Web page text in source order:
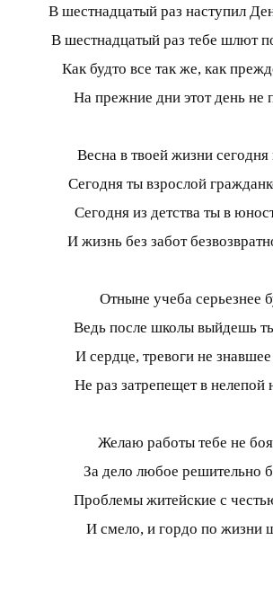
В шестнадцатый раз наступил
В шестнадцатый раз тебе шлют
Как будто все так же, как
На прежние дни этот день не
Весна в твоей жизни сегодня
Сегодня ты взрослой
Сегодня из детства ты в
И жизнь без забот
Отныне учеба серьезнее
Ведь после школы выйдешь
И сердце, тревоги не
Не раз затрепещет в нелепой
Желаю работы тебе не
За дело любое решительно
Проблемы житейские с
И смело, и гордо по жизни